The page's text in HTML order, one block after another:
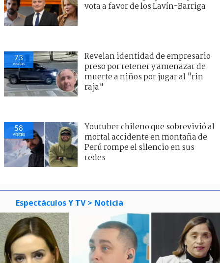
vota a favor de los Lavín-Barriga
73
visitas
Revelan identidad de empresario
preso por retener y amenazar de
muerte a niños por jugar al "rin
raja"
58
visitas
Youtuber chileno que sobrevivió al
mortal accidente en montaña de
Perú rompe el silencio en sus
redes
Espectáculos Y TV > Noticia